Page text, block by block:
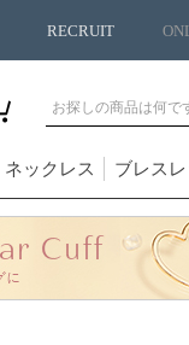
RECRUIT
ネックレス ブレスレ